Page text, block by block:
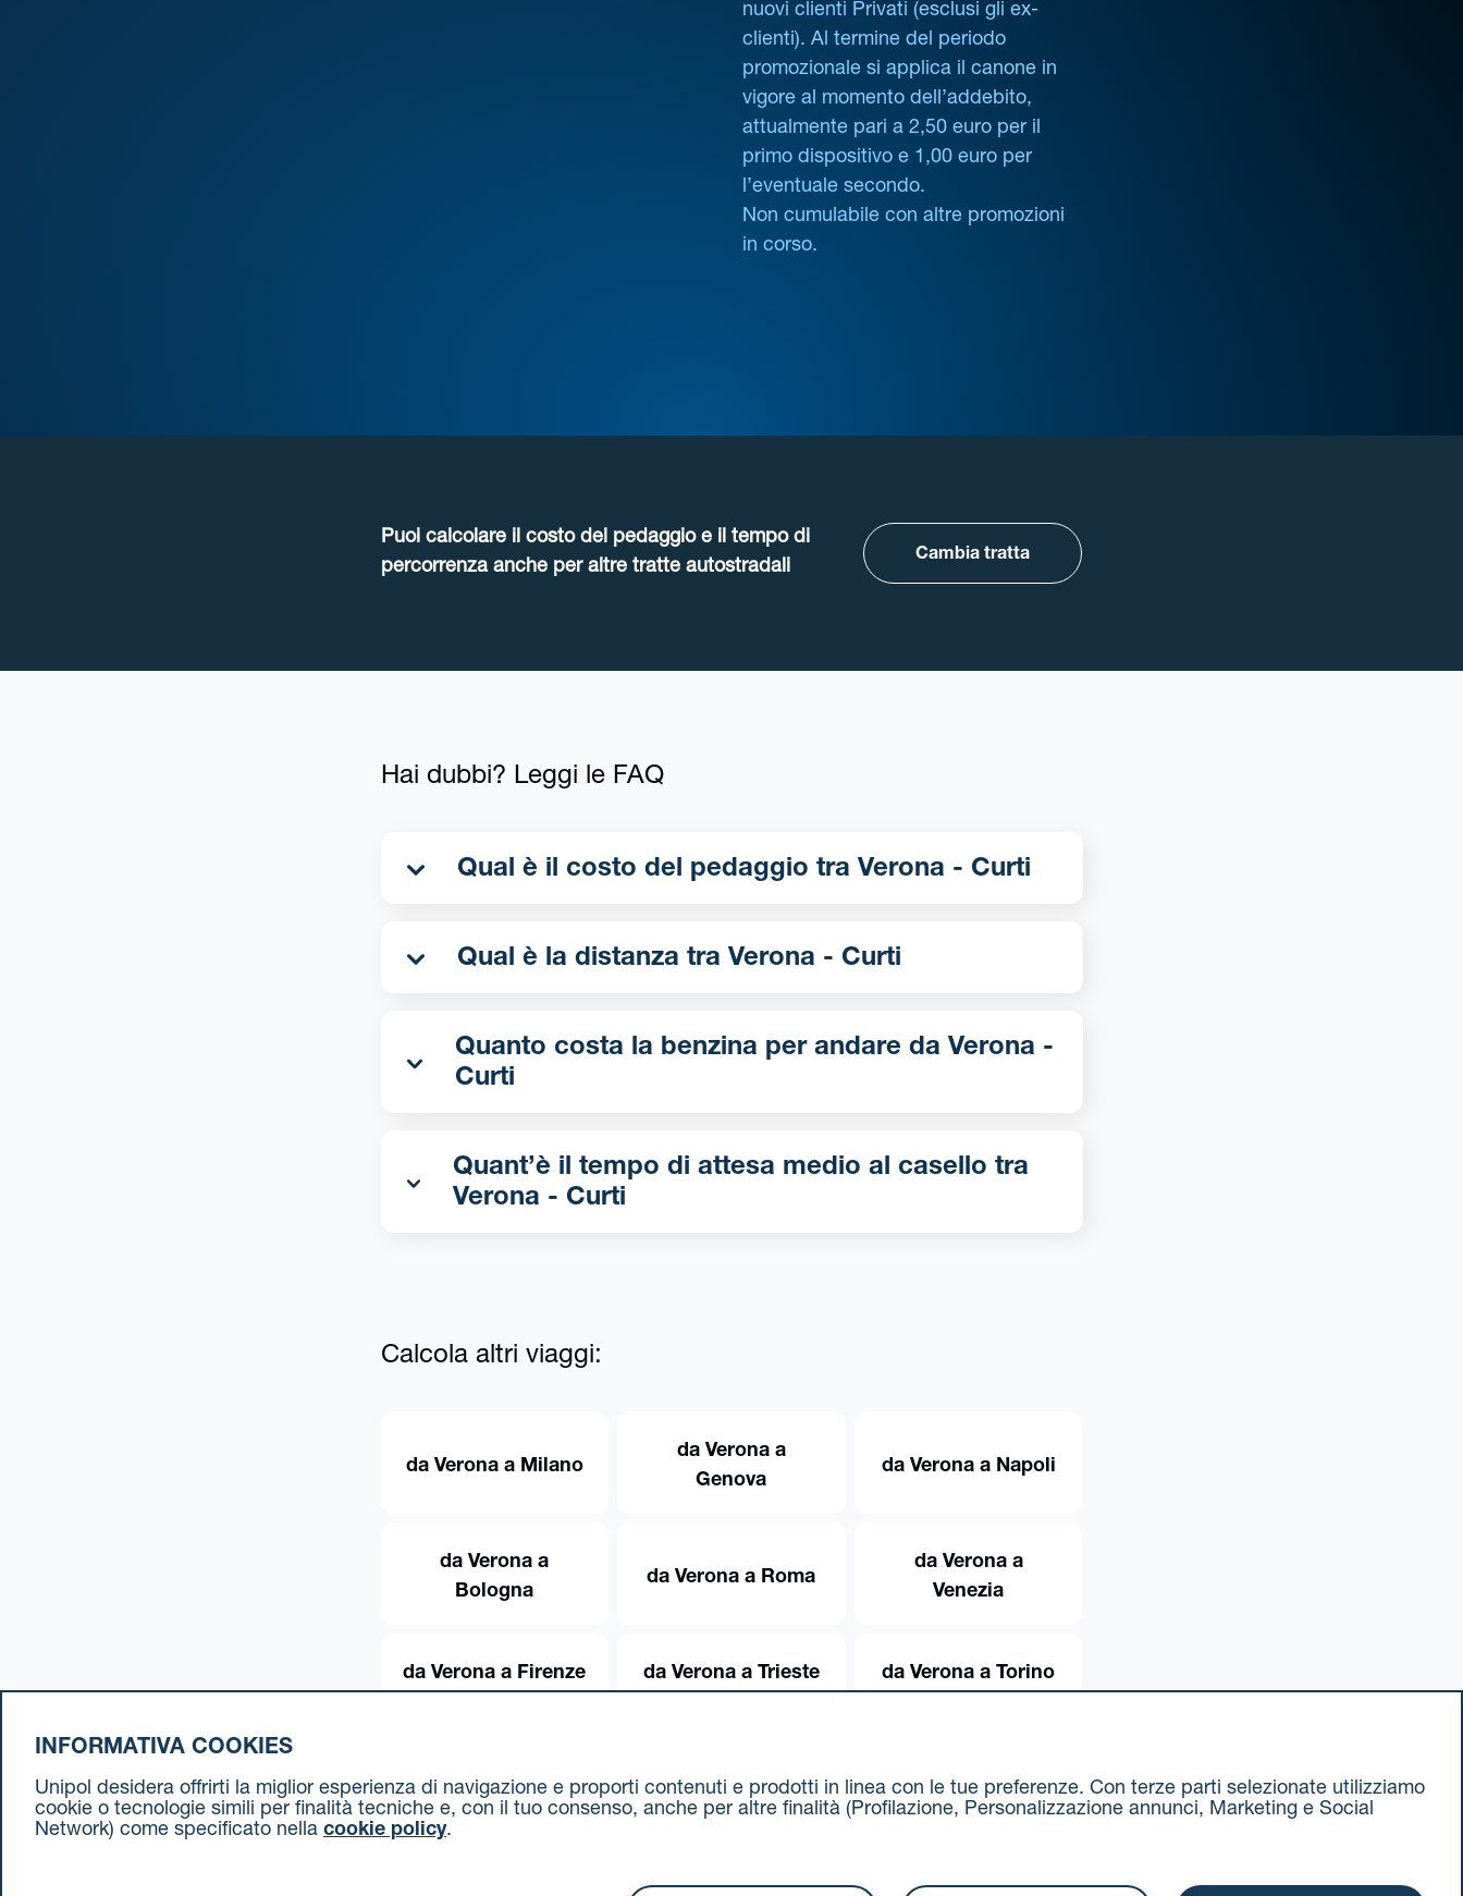
nuovi clienti Privati (esclusi gli ex-
clienti). Al termine del periodo
promozionale si applica il canone in
vigore al momento dell’addebito,
attualmente pari a 2,50 euro per il
primo dispositivo e 1,00 euro per
l’eventuale secondo.
Non cumulabile con altre promozioni
in corso.
Puoi calcolare il costo del pedaggio e il tempo di
percorrenza anche per altre tratte autostradali
Cambia tratta
Hai dubbi? Leggi le FAQ
Qual è il costo del pedaggio tra Verona - Curti
Qual è la distanza tra Verona - Curti
Quanto costa la benzina per andare da Verona -
Curti
Quant’è il tempo di attesa medio al casello tra
Verona - Curti
Calcola altri viaggi:
da Verona a Milano
da Verona a
Genova
da Verona a Napoli
da Verona a
Bologna
da Verona a Roma
da Verona a
Venezia
da Verona a Firenze da Verona a Trieste da Verona a Torino
INFORMATIVA COOKIES
Unipol desidera offrirti la miglior esperienza di navigazione e proporti contenuti e prodotti in linea con le tue preferenze. Con terze parti selezionate utilizziamo
cookie o tecnologie simili per finalità tecniche e, con il tuo consenso, anche per altre finalità (Profilazione, Personalizzazione annunci, Marketing e Social
Network) come specificato nella cookie policy.